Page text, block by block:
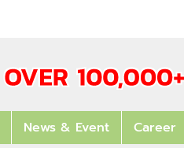
News & Event Career